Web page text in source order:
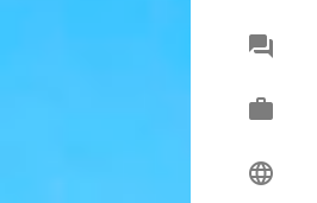
chat
work
language